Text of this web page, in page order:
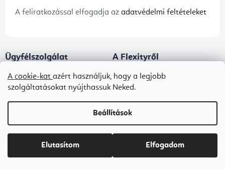
A cookie-kat azért használjuk, hogy a legjobb
szolgáltatásokat nyújthassuk Neked.
Beállítások
Elutasítom Elfogadom
A feliratkozással elfogadja az adatvédelmi feltételeket
Ügyfélszolgálat
Panaszeljárás és az áruk
visszaszállítása
Adatkezelési tájékoztató
Ingyenes kézbesítés
A Flexityről
Kapcsolat
Blog